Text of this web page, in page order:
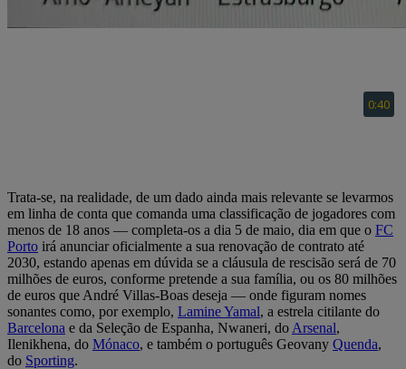
Trata-se, na realidade, de um dado ainda mais relevante se levarmos
em linha de conta que comanda uma classificação de jogadores com
menos de 18 anos — completa-os a dia 5 de maio, dia em que o FC
Porto irá anunciar oficialmente a sua renovação de contrato até
2030, estando apenas em dúvida se a cláusula de rescisão será de 70
milhões de euros, conforme pretende a sua família, ou os 80 milhões
de euros que André Villas-Boas deseja — onde figuram nomes
sonantes como, por exemplo, Lamine Yamal, a estrela citilante do
Barcelona e da Seleção de Espanha, Nwaneri, do Arsenal,
Ilenikhena, do Mónaco, e também o português Geovany Quenda,
do Sporting.